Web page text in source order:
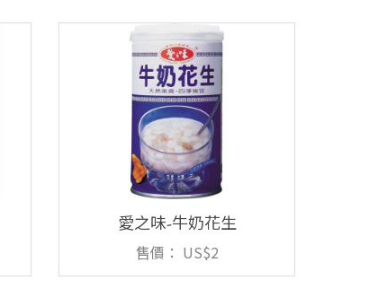
愛之味-牛奶花生
售價： US$2